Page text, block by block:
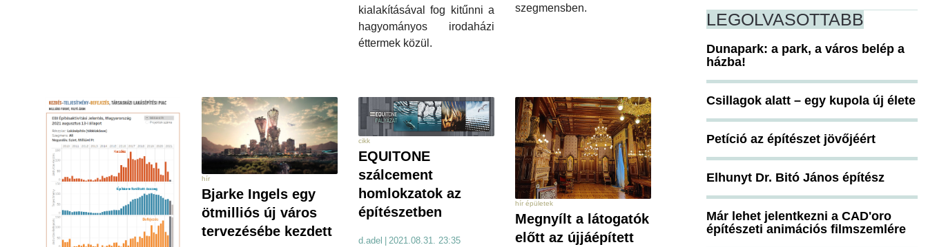
kialakításával fog kitűnni a
hagyományos irodaházi
éttermek közül.
szegmensben.
hír
Bjarke Ingels egy
ötmilliós új város
tervezésébe kezdett
cikk
EQUITONE
szálcement
homlokzatok az
építészetben
d.adel 2021.08.31. 23:35
hír épületek
Megnyílt a látogatók
előtt az újjáépített
LEGOLVASOTTABB
Dunapark: a park, a város belép a
házba!
Csillagok alatt – egy kupola új élete
Petíció az építészet jövőjéért
Elhunyt Dr. Bitó János építész
Már lehet jelentkezni a CAD'oro
építészeti animációs filmszemlére